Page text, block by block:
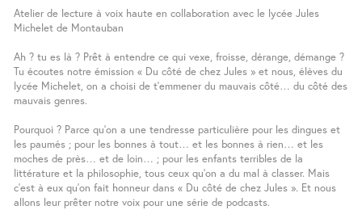
Atelier de lecture à voix haute en collaboration avec le lycée Jules
Michelet de Montauban
Ah ? tu es là ? Prêt à entendre ce qui vexe, froisse, dérange, démange ?
Tu écoutes notre émission « Du côté de chez Jules » et nous, élèves du
lycée Michelet, on a choisi de t’emmener du mauvais côté… du côté des
mauvais genres.
Pourquoi ? Parce qu’on a une tendresse particulière pour les dingues et
les paumés ; pour les bonnes à tout… et les bonnes à rien… et les
moches de près… et de loin… ; pour les enfants terribles de la
littérature et la philosophie, tous ceux qu’on a du mal à classer. Mais
c’est à eux qu’on fait honneur dans « Du côté de chez Jules ». Et nous
allons leur prêter notre voix pour une série de podcasts.